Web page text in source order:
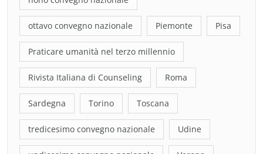
ottavo convegno nazionale Piemonte Pisa
Praticare umanità nel terzo millennio
Rivista Italiana di Counseling Roma
Sardegna Torino Toscana
tredicesimo convegno nazionale Udine